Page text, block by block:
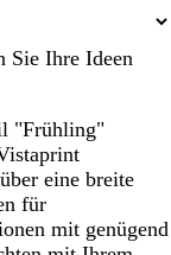
Sie Ihre Ideen
"Frühling"
eine breite
für
mit genügend